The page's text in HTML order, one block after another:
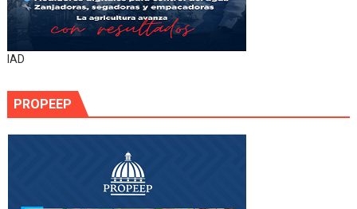
IAD
PROPEEP